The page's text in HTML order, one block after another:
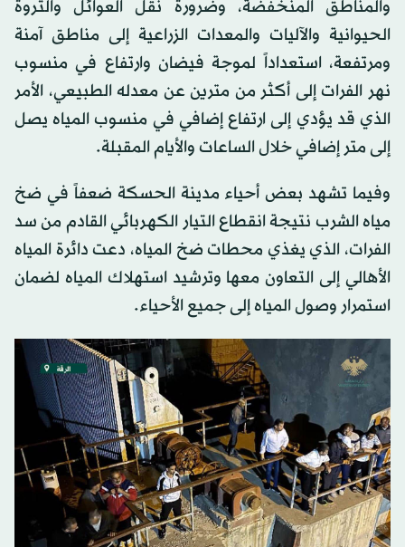
والمناطق المنخفضة، وضرورة نقل العوائل والثروة
الحيوانية والآليات والمعدات الزراعية إلى مناطق آمنة
ومرتفعة، استعداداً لموجة فيضان وارتفاع في منسوب
نهر الفرات إلى أكثر من مترين عن معدله الطبيعي، الأمر
الذي قد يؤدي إلى ارتفاع إضافي في منسوب المياه يصل
إلى متر إضافي خلال الساعات والأيام المقبلة.
وفيما تشهد بعض أحياء مدينة الحسكة ضعفاً في ضخ
مياه الشرب نتيجة انقطاع التيار الكهربائي القادم من سد
الفرات، الذي يغذي محطات ضخ المياه، دعت دائرة المياه
الأهالي إلى التعاون معها وترشيد استهلاك المياه لضمان
استمرار وصول المياه إلى جميع الأحياء.